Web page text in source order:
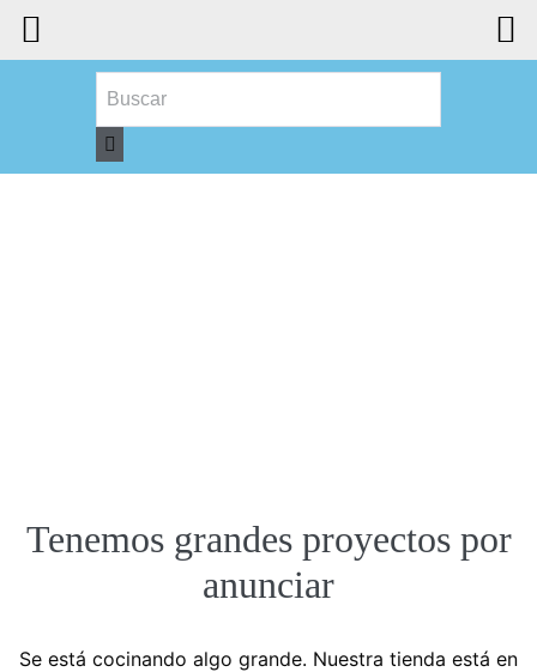
Tenemos grandes proyectos por
anunciar
Se está cocinando algo grande. Nuestra tienda está en